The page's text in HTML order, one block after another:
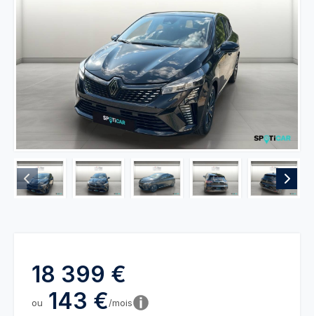
18 399 €
ou 143 €/mois